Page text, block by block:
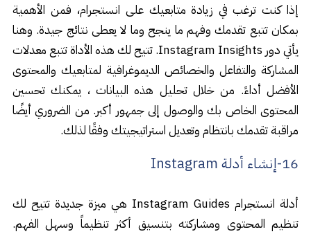
إذا كنت ترغب في زيادة متابعيك على انستجرام، فمن الأهمية
بمكان تتبع تقدمك وفهم ما ينجح وما لا يعطى نتائج جيدة. وهنا
يأتي دور Instagram Insights. تتيح لك هذه الأداة تتبع معدلات
المشاركة والتفاعل والخصائص الديموغرافية لمتابعيك والمحتوى
الأفضل أداءً. من خلال تحليل هذه البيانات ، يمكنك تحسين
المحتوى الخاص بك والوصول إلى جمهور أكبر. من الضروري أيضًا
مراقبة تقدمك بانتظام وتعديل استراتيجيتك وفقًا لذلك.
16-إنشاء أدلة Instagram
أدلة انستجرام Instagram Guides هي ميزة جديدة تتيح لك
تنظيم المحتوى ومشاركته بتنسيق أكثر تنظيماً وسهل الفهم.